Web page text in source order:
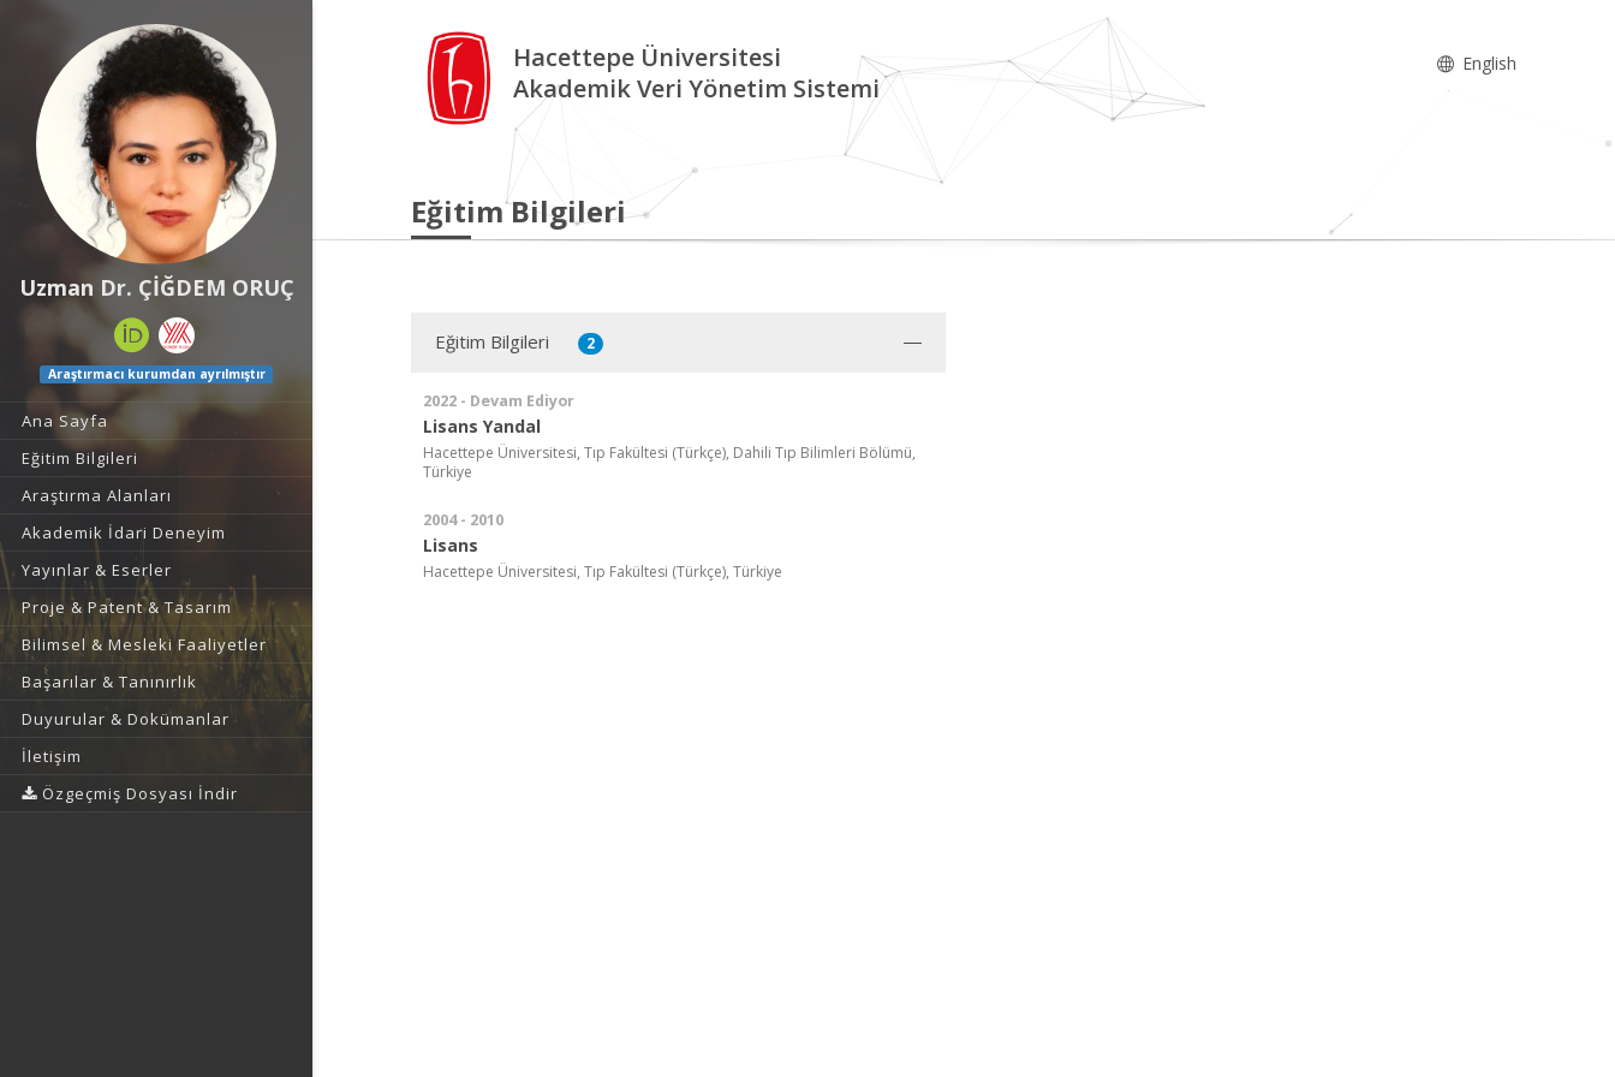
Uzman Dr. ÇİĞDEM ORUÇ
Araştırmacı kurumdan ayrılmıştır
Ana Sayfa
Eğitim Bilgileri
Araştırma Alanları
Akademik İdari Deneyim
Yayınlar & Eserler
Proje & Patent & Tasarım
Bilimsel & Mesleki Faaliyetler
Başarılar & Tanınırlık
Duyurular & Dokümanlar
İletişim
Özgeçmiş Dosyası İndir
Hacettepe Üniversitesi
Akademik Veri Yönetim Sistemi
English
Eğitim Bilgileri
Eğitim Bilgileri 2
2022 - Devam Ediyor
Lisans Yandal
Hacettepe Üniversitesi, Tıp Fakültesi (Türkçe), Dahili Tıp Bilimleri Bölümü,
Türkiye
2004 - 2010
Lisans
Hacettepe Üniversitesi, Tıp Fakültesi (Türkçe), Türkiye